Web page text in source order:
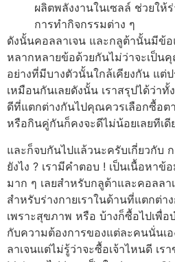
ผลิตพลังงานในเซลล์ ช่วยให้
การทำกิจกรรมต่าง ๆ
ดังนั้นคอลลาเจน และกลูต้านั้นมีข้
หลากหลายข้อด้วยกันไม่ว่าจะเป็น
อย่างที่มีบางตัวนั้นใกล้เคียงกัน แต่
เหมือนกันเลยดังนั้น เราสรุปได้ว่า
ดีที่แตกต่างกันไปคุณควรเลือกซื้อ
หรือกินคู่กันก็คงจะดีไม่น้อยเลยทีเดี
และก็จบกันไปแล้วนะครับเกี่ยวกับ
ยังไง ? เรามีคําตอบ ! เป็นเนื้อหา
มาก ๆ เลยสำหรับกลูต้าและคอลล
สำหรับร่างกายเราในด้านที่แตกต่า
เพราะสุขภาพ หรือ บ้างก็ซื้อไปเพื่
กับความต้องการของแต่ละคนนั่นเ
ลาเจนแต่ไม่รู้ว่าจะซื้อเจ้าไหนดี เ